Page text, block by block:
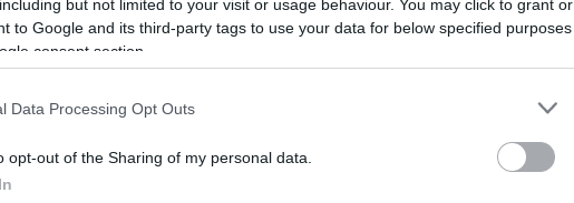
but not limited to your visit or usage behaviour. You may click to grant or
to Google and its third-party tags to use your data for below specified purposes
consent section.
Data Processing Opt Outs
opt-out of the Sharing of my personal data.
στο ύψος της
Προαστιακού
Δάφνη: Γκαζάκια κοντά στο σπίτι